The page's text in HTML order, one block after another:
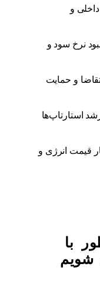
و
نرخ سود و
و حمایت
استارتاپ‌ها
قیمت انرژی و
با
شویم